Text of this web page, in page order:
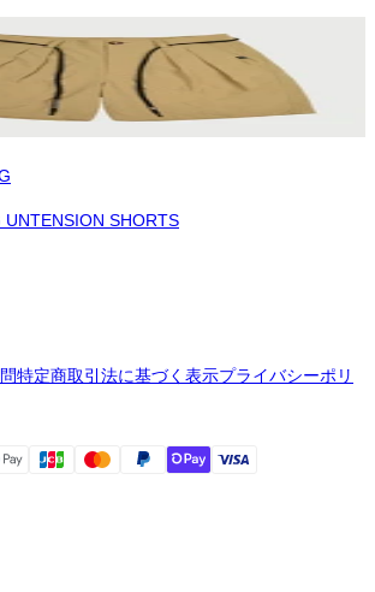
SHORTS
特定商取引法に基づく表示プライバシーポリ